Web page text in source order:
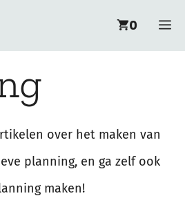
0
over het maken van
planning, en ga zelf ook
maken!